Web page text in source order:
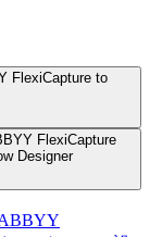
FlexiCapture to
FlexiCapture
Designer